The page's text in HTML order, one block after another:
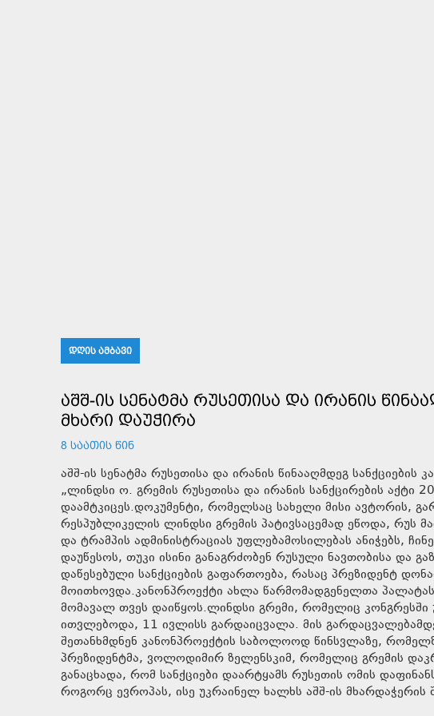
ᲓᲦᲘᲡ ᲐᲛᲑᲐᲕᲘ
ᲐᲨᲨ-ᲘᲡ ᲡᲔᲜᲐᲢᲛᲐ ᲠᲣᲡᲔᲗᲘᲡᲐ ᲓᲐ ᲘᲠᲐᲜᲘᲡ
ᲛᲮᲐᲠᲘ ᲓᲐᲣᲭᲘᲠᲐ
8 ᲡᲐᲐᲗᲘᲡ ᲬᲘᲜ
აშშ-ის სენატმა რუსეთისა და ირანის წინააღმდეგ
„ლინდსი ო. გრემის რუსეთისა და ირანის სანქცირების აქტი
დაამტკიცეს.დოკუმენტი, რომელსაც სახელი მისი ავტორის,
რესპუბლიკელის ლინდსი გრემის პატივსაცემად ეწოდა, რუს
და ტრამპის ადმინისტრაციას უფლებამოსილებას ანიჭებს,
დაუწესოს, თუკი ისინი განაგრძობენ რუსული ნავთობისა და
დაწესებული სანქციების გაფართოება, რასაც პრეზიდენტ
მოითხოვდა.კანონპროექტი ახლა წარმომადგენელთა პალატას
მომავალ თვეს დაიწყოს.ლინდსი გრემი, რომელიც
ითვლებოდა, 11 ივლისს გარდაიცვალა. მის
შეთანხმდნენ კანონპროექტის საბოლოოდ წინსვლაზე,
პრეზიდენტმა, ვოლოდიმირ ზელენსკიმ, რომელიც გრემის
განაცხადა, რომ სანქციები დაარტყამს რუსეთის ომის
როგორც ევროპას, ისე უკრაინელ ხალხს აშშ-ის მხარდაჭერის